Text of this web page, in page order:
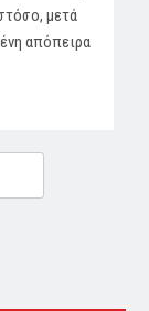
μετά
απόπειρα